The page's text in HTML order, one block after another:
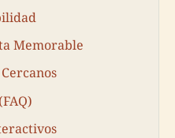
Memorable